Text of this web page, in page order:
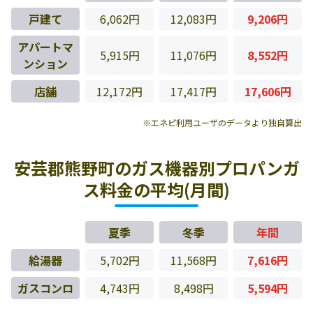
戸建て
6,062円 12,083円
9,206円
アパートマ
ンション
5,915円 11,076円 8,552円
店舗 12,172円 17,417円 17,606円
※エネピ利用ユーザのデータより独自算出
安芸郡熊野町のガス機器別プロパンガ
ス料金の平均(月間)
夏季 冬季
年間
給湯器
5,702円 11,568円
7,616円
ガスコンロ
4,743円 8,498円 5,594円